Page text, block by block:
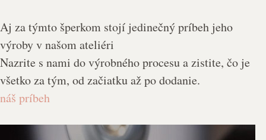
Aj za týmto šperkom stojí jedinečný príbeh jeho
výroby v našom ateliéri
Nazrite s nami do výrobného procesu a zistite, čo je
všetko za tým, od začiatku až po dodanie.
náš príbeh